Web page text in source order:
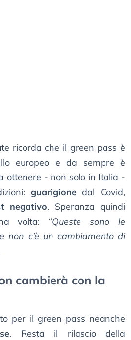
ricorda che il green pass è
europeo e da sempre è
ottenere - non solo in Italia -
guarigionedal Covid,
negativo. Speranza quindi
volta: “Queste sono le
non c’è un cambiamento di
cambierà con la
per il green pass neanche
. Resta il rilascio della